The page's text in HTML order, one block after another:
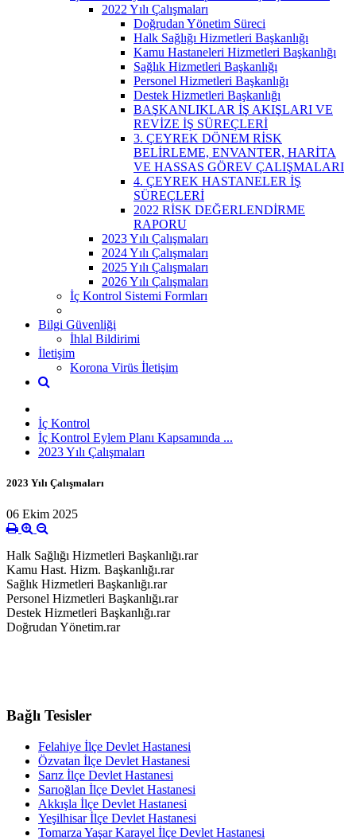
2022 Yılı Çalışmaları
Doğrudan Yönetim Süreci
Halk Sağlığı Hizmetleri Başkanlığı
Kamu Hastaneleri Hizmetleri Başkanlığı
Sağlık Hizmetleri Başkanlığı
Personel Hizmetleri Başkanlığı
Destek Hizmetleri Başkanlığı
BAŞKANLIKLAR İŞ AKIŞLARI VE
REVİZE İŞ SÜREÇLERİ
3. ÇEYREK DÖNEM RİSK
BELİRLEME, ENVANTER, HARİTA
VE HASSAS GÖREV ÇALIŞMALARI
4. ÇEYREK HASTANELER İŞ
SÜREÇLERİ
2022 RİSK DEĞERLENDİRME
RAPORU
2023 Yılı Çalışmaları
2024 Yılı Çalışmaları
2025 Yılı Çalışmaları
2026 Yılı Çalışmaları
İç Kontrol Sistemi Formları
Bilgi Güvenliği
İhlal Bildirimi
İletişim
Korona Virüs İletişim
İç Kontrol
İç Kontrol Eylem Planı Kapsamında ...
2023 Yılı Çalışmaları
2023 Yılı Çalışmaları
06 Ekim 2025
Halk Sağlığı Hizmetleri Başkanlığı.rar
Kamu Hast. Hizm. Başkanlığı.rar
Sağlık Hizmetleri Başkanlığı.rar
Personel Hizmetleri Başkanlığı.rar
Destek Hizmetleri Başkanlığı.rar
Doğrudan Yönetim.rar
Bağlı Tesisler
Felahiye İlçe Devlet Hastanesi
Özvatan İlçe Devlet Hastanesi
Sarız İlçe Devlet Hastanesi
Sarıoğlan İlçe Devlet Hastanesi
Akkışla İlçe Devlet Hastanesi
Yeşilhisar İlçe Devlet Hastanesi
Tomarza Yaşar Karayel İlçe Devlet Hastanesi